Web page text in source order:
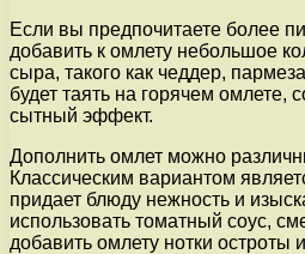
Если вы предпочитаете более
добавить к омлету небольшое
сыра, такого как чеддер,
будет таять на горячем омлете,
сытный эффект.
Дополнить омлет можно
Классическим вариантом
придает блюду нежность и
использовать томатный соус,
добавить омлету нотки остроты